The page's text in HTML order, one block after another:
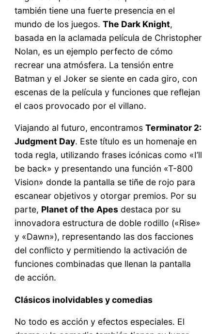
también tiene una fuerte presencia en el
mundo de los juegos.The Dark Knight,
basada en la aclamada película de Christopher
Nolan, es un ejemplo perfecto de cómo
recrear una atmósfera. La tensión entre
Batman y el Joker se siente en cada giro, con
escenas de la película y funciones que reflejan
el caos provocado por el villano.
Viajando al futuro, encontramosTerminator 2:
Judgment Day. Este título es un homenaje en
toda regla, utilizando frases icónicas como «I’ll
be back» y presentando una función «T-800
Vision» donde la pantalla se tiñe de rojo para
escanear objetivos y otorgar premios. Por su
parte, Planet of the Apes destaca por su
innovadora estructura de doble rodillo («Rise»
y «Dawn»), representando las dos facciones
del conflicto y permitiendo la activación de
funciones combinadas que llenan la pantalla
de acción.
Clásicos inolvidables y comedias
No todo es acción y efectos especiales. El